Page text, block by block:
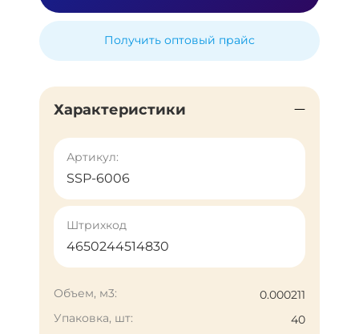
Получить оптовый прайс
Характеристики
Артикул:
SSP-6006
Штрихкод
4650244514830
Объем, м3:
0.000211
Упаковка, шт:
40